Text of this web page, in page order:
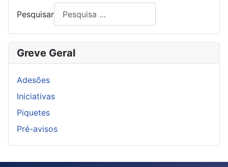
Pesquisar
Greve Geral
Adesões
Iniciativas
Piquetes
Pré-avisos